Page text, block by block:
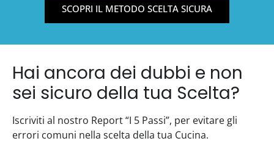
SCOPRI IL METODO SCELTA SICURA
Hai ancora dei dubbi e non
sei sicuro della tua Scelta?
Iscriviti al nostro Report “I 5 Passi”, per evitare gli
errori comuni nella scelta della tua Cucina.